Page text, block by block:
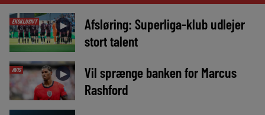
EKSKLUSIVT ►
Afsløring: Superliga-klub udlejer
stort talent
AVIS ►
Vil sprænge banken for Marcus
Rashford